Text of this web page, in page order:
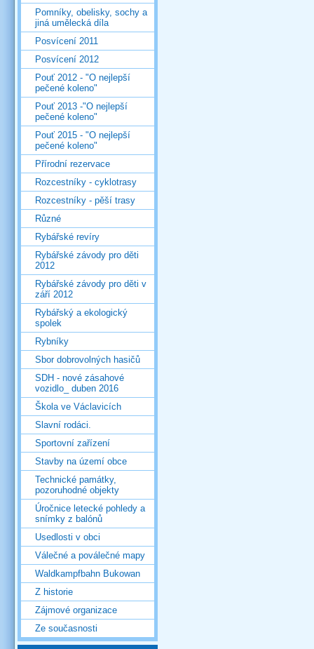
Pomníky, obelisky, sochy a
jiná umělecká díla
Posvícení 2011
Posvícení 2012
Pouť 2012 - "O nejlepší
pečené koleno"
Pouť 2013 -"O nejlepší
pečené koleno"
Pouť 2015 - "O nejlepší
pečené koleno"
Přírodní rezervace
Rozcestníky - cyklotrasy
Rozcestníky - pěší trasy
Různé
Rybářské revíry
Rybářské závody pro děti
2012
Rybářské závody pro děti v
září 2012
Rybářský a ekologický
spolek
Rybníky
Sbor dobrovolných hasičů
SDH - nové zásahové
vozidlo_ duben 2016
Škola ve Václavicích
Slavní rodáci.
Sportovní zařízení
Stavby na území obce
Technické památky,
pozoruhodné objekty
Úročnice letecké pohledy a
snímky z balónů
Usedlosti v obci
Válečné a poválečné mapy
Waldkampfbahn Bukowan
Z historie
Zájmové organizace
Ze současnosti